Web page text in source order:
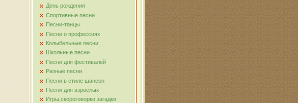
День рождения
Спортивные песни
Песни-танцы.
Песни о профессиях
Колыбельные песни
Школьные песни
Песни для фестивалей
Разные песни
Песни в стиле шансон
Песни для взрослых
Игры,скороговорки,загадки